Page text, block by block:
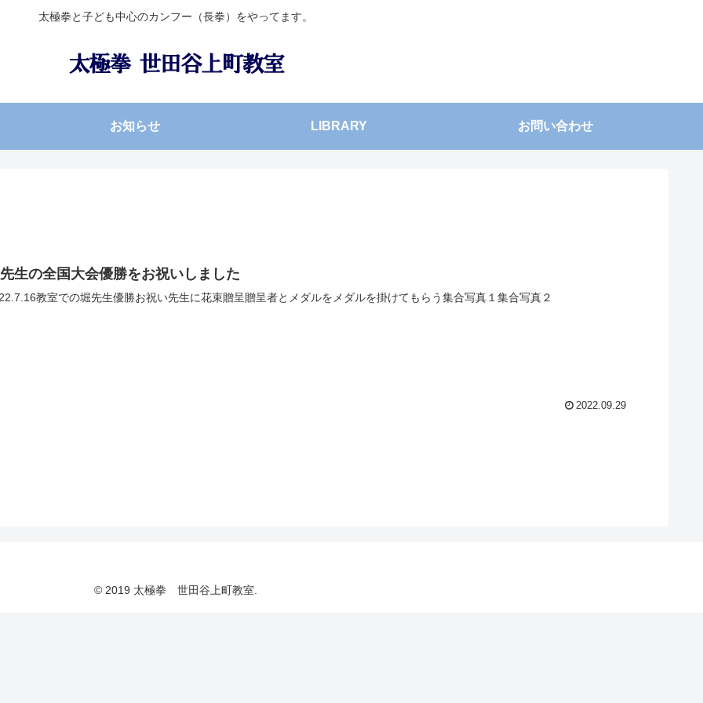
太極拳と子ども中心のカンフー（長拳）をやってます。
お知らせ LIBRARY お問い合わせ
生の全国大会優勝をお祝いしました
教室での堀先生優勝お祝い先生に花束贈呈贈呈者とメダルをメダルを掛けてもらう集合写真１集合写真２
2022.09.29
© 2019 太極拳 世田谷上町教室.